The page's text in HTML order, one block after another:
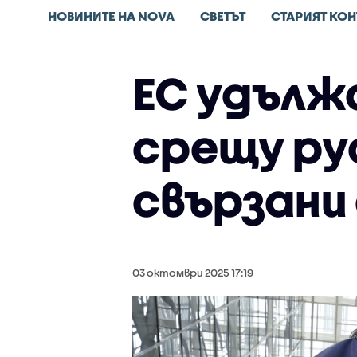
НОВИНИТЕ НА NOVA СВЕТЪТ СТАРИЯТ
ЕС
срещу
03 октомври 2025 17:19